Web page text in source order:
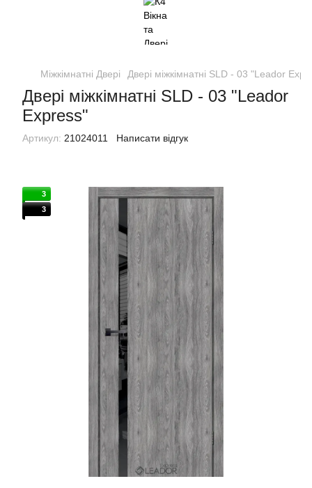
Міжкімнатні Двері Двері міжкімнатні SLD - 03 "Leador
Двері міжкімнатні SLD - 03 "Leador
Express"
Артикул: 21024011 Написати відгук
3
3